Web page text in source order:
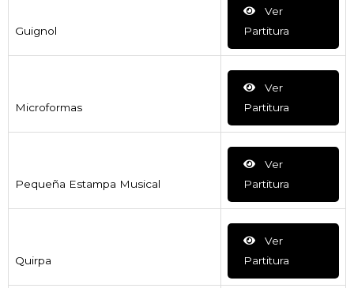
Guignol
Ver
Partitura
Microformas
Ver
Partitura
Pequeña Estampa Musical
Ver
Partitura
Quirpa
Ver
Partitura